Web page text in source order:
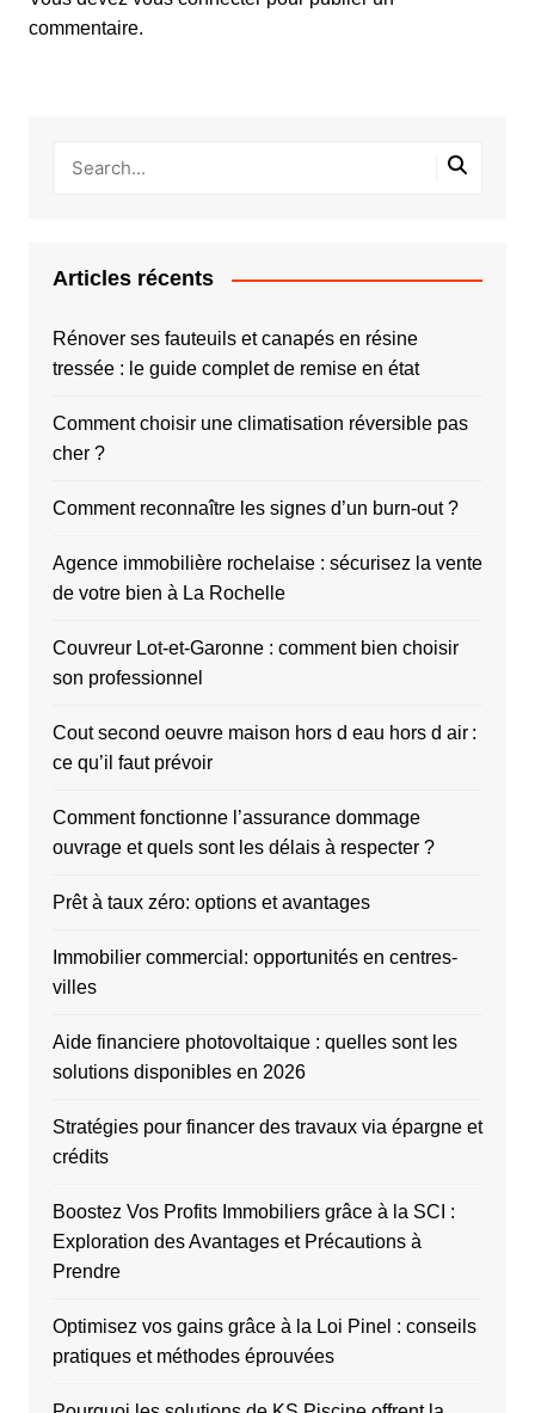
commentaire.
Articles récents
Rénover ses fauteuils et canapés en résine
tressée : le guide complet de remise en état
Comment choisir une climatisation réversible pas
cher ?
Comment reconnaître les signes d’un burn-out ?
Agence immobilière rochelaise : sécurisez la vente
de votre bien à La Rochelle
Couvreur Lot-et-Garonne : comment bien choisir
son professionnel
Cout second oeuvre maison hors d eau hors d air :
ce qu’il faut prévoir
Comment fonctionne l’assurance dommage
ouvrage et quels sont les délais à respecter ?
Prêt à taux zéro: options et avantages
Immobilier commercial: opportunités en centres-
villes
Aide financiere photovoltaique : quelles sont les
solutions disponibles en 2026
Stratégies pour financer des travaux via épargne et
crédits
Boostez Vos Profits Immobiliers grâce à la SCI :
Exploration des Avantages et Précautions à
Prendre
Optimisez vos gains grâce à la Loi Pinel : conseils
pratiques et méthodes éprouvées